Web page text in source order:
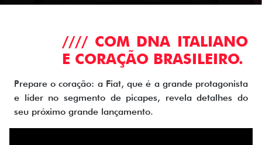
//// COM DNA ITALIANO
E CORAÇÃO BRASILEIRO.
Prepare o coração: a Fiat, que é a grande protagonista
e líder no segmento de picapes, revela detalhes do
seu próximo grande lançamento.